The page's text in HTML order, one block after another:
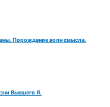
Порождение волн смысла.
Высшего Я.